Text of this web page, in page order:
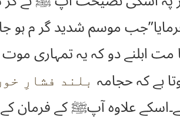
موسم شدید گر م
مت ابلنے دو کہ یہ تمہاری
ہے کہ حجامہ بلند فشارِ
علاوہ آپﷺ کے فرمان